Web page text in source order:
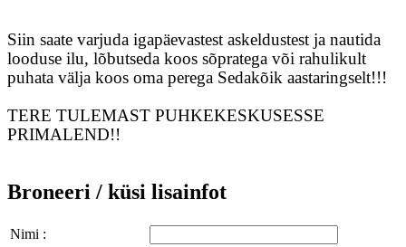
Siin saate varjuda igapäevastest askeldustest ja nautida
looduse ilu, lõbutseda koos sõpratega või rahulikult
puhata välja koos oma perega Sedakõik aastaringselt!!!
TERE TULEMAST PUHKEKESKUSESSE
PRIMALEND!!
Broneeri / küsi lisainfot
Nimi :